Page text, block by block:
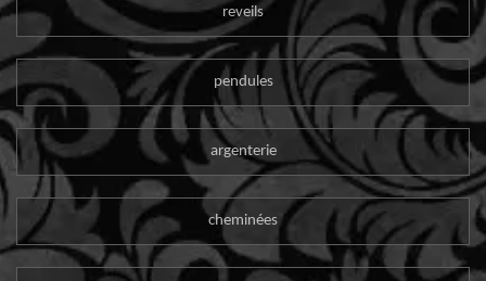
reveils
pendules
argenterie
cheminées